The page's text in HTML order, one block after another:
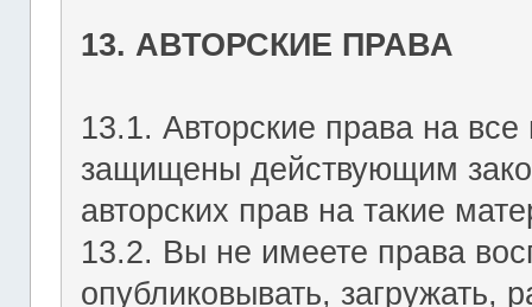
13. АВТОРСКИЕ ПРАВА
13.1. Авторские права на
защищены действующим
авторских прав на такие
13.2. Вы не имеете права
опубликовывать, загружать,